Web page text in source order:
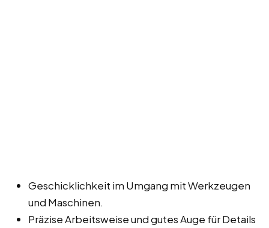
Geschicklichkeit im Umgang mit Werkzeugen
und Maschinen.
Präzise Arbeitsweise und gutes Auge für Details